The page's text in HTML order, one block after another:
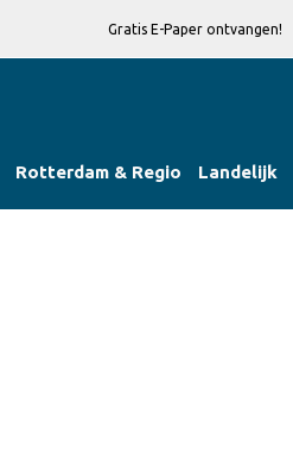
Gratis E-Paper ontvangen!
Rotterdam & Regio Landelijk